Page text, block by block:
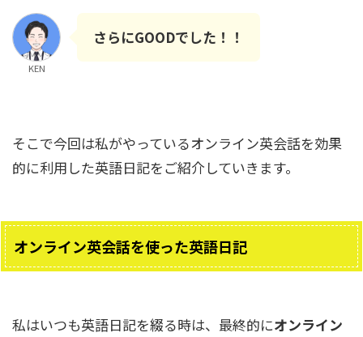
KEN
さらにGOODでした！！
そこで今回は私がやっているオンライン英会話を効果
的に利用した英語日記をご紹介していきます。
オンライン英会話を使った英語日記
私はいつも英語日記を綴る時は、最終的にオンライン